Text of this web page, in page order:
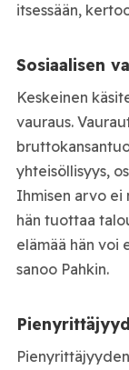
itsessään,
Sosiaalisen
Keskeinen
vauraus.
yhteisöllisyys,
Ihmisen arvo ei
hän tuottaa
elämää hän voi
sanoo Pahkin.